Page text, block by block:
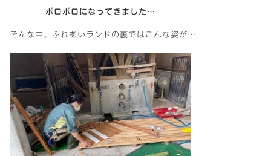
ボロボロになってきました…
そんな中、ふれあいランドの裏ではこんな姿が…！